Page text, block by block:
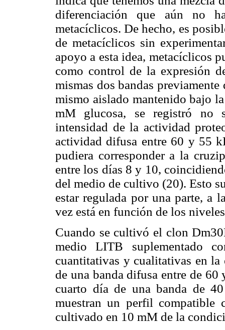
diferenciación que aún no
metacíclicos. De hecho, es
de metacíclicos sin
apoyo a esta idea, metacíclicos
como control de la expresión
mismas dos bandas
mismo aislado mantenido bajo
mM glucosa, se registró no
intensidad de la actividad
actividad difusa entre 60 y 55
pudiera corresponder a la
entre los días 8 y 10,
del medio de cultivo (20). Esto
estar regulada por una parte, a
vez está en función de los
Cuando se cultivó el clon
medio LITB suplementado
cuantitativas y cualitativas en la
de una banda difusa entre de
cuarto día de una banda de
muestran un perfil compatible
cultivado en 10 mM de la